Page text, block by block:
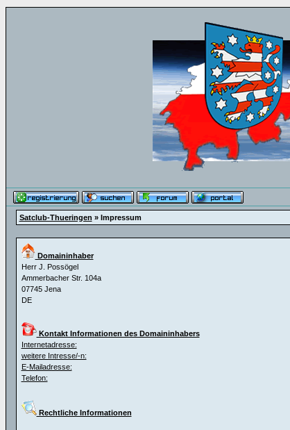
Satclub-Thueringen » Impressum
Domaininhaber
Herr J. Possögel
Ammerbacher Str. 104a
07745 Jena
DE
Kontakt Informationen des Domaininhabers
Internetadresse:
weitere Intresse/-n:
E-Mailadresse:
Telefon:
Rechtliche Informationen